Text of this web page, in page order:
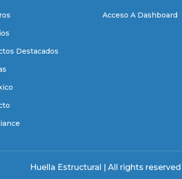
Destacados
Acceso A Dashboard
Huella Estructural | All rights